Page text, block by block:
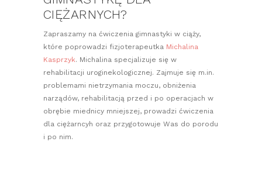
CIĘŻARNYCH?
Zapraszamy na ćwiczenia gimnastyki w ciąży,
które poprowadzi fizjoterapeutka Michalina
Kasprzyk. Michalina specjalizuje się w
rehabilitacji uroginekologicznej. Zajmuje się m.in.
problemami nietrzymania moczu, obniżenia
narządów, rehabilitacją przed i po operacjach w
obrębie miednicy mniejszej, prowadzi ćwiczenia
dla ciężarncyh oraz przygotowuje Was do porodu
i po nim.